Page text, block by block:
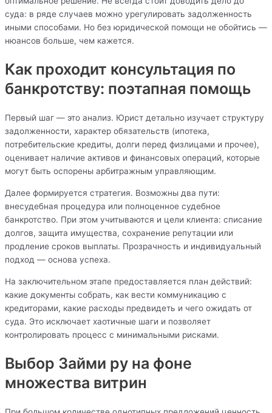
суда: в ряде случаев можно урегулировать задолженность
иными способами. Но без юридической помощи не обойтись —
нюансов больше, чем кажется.
Как проходит консультация по
банкротству: поэтапная помощь
Первый шаг — это анализ. Юрист детально изучает структуру
задолженности, характер обязательств (ипотека,
потребительские кредиты, долги перед физлицами и прочее),
оценивает наличие активов и финансовых операций, которые
могут быть оспорены арбитражным управляющим.
Далее формируется стратегия. Возможны два пути:
внесудебная процедура или полноценное судебное
банкротство. При этом учитываются и цели клиента: списание
долгов, защита имущества, сохранение репутации или
продление сроков выплаты. Прозрачность и индивидуальный
подход — основа успеха.
На заключительном этапе предоставляется план действий:
какие документы собрать, как вести коммуникацию с
кредиторами, какие расходы предвидеть и чего ожидать от
суда. Это исключает хаотичные шаги и позволяет
контролировать процесс с минимальными рисками.
Выбор Займи ру на фоне
множества витрин